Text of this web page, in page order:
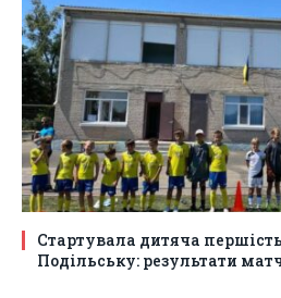
Стартувала дитяча
Подільську: результати